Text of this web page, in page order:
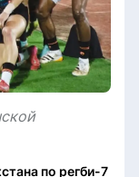
по регби-7